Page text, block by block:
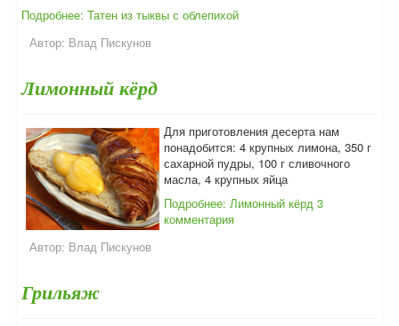
Подробнее: Татен из тыквы с облепихой
Автор: Влад Пискунов
Лимонный кёрд
Для приготовления десерта нам
понадобится: 4 крупных лимона, 350 г
сахарной пудры, 100 г сливочного
масла, 4 крупных яйца
Подробнее: Лимонный кёрд 3
комментария
Автор: Влад Пискунов
Грильяж